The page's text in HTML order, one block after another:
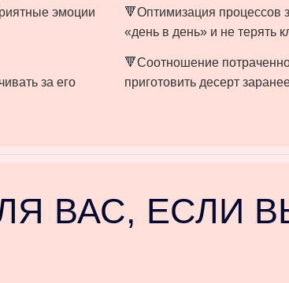
эмоции
за его
🔻Оптимизация процессов
«день в день» и не терять
🔻Соотношение
приготовить десерт
ВАС, ЕСЛИ